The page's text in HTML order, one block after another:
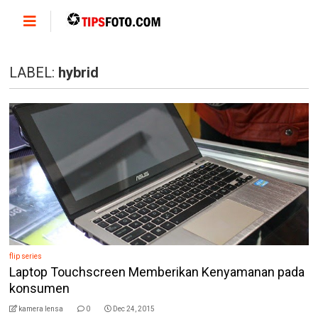
LABEL: hybrid
flip series
Laptop Touchscreen Memberikan Kenyamanan pada
konsumen
kamera lensa 0 Dec 24, 2015